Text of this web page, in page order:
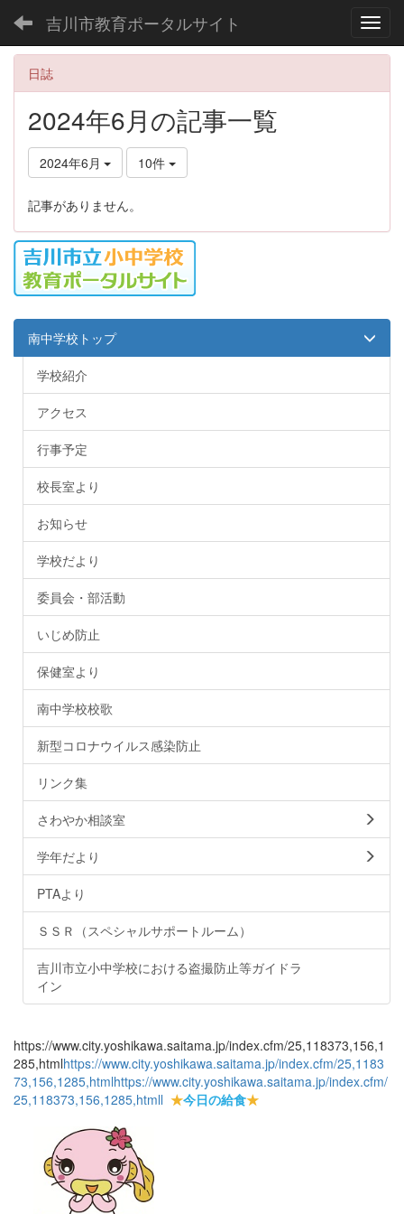
吉川市教育ポータルサイト
日誌
2024年6月の記事一覧
2024年6月 10件
記事がありません。
南中学校トップ
学校紹介
アクセス
行事予定
校長室より
お知らせ
学校だより
委員会・部活動
いじめ防止
保健室より
南中学校校歌
新型コロナウイルス感染防止
リンク集
さわやか相談室
学年だより
PTAより
ＳＳＲ（スペシャルサポートルーム）
吉川市立小中学校における盗撮防止等ガイドラ
イン
https://www.city.yoshikawa.saitama.jp/index.cfm/25,118373,156,1
285,htmlhttps://www.city.yoshikawa.saitama.jp/index.cfm/25,1183
73,156,1285,htmlhttps://www.city.yoshikawa.saitama.jp/index.cfm/
25,118373,156,1285,htmll ★今日の給食★